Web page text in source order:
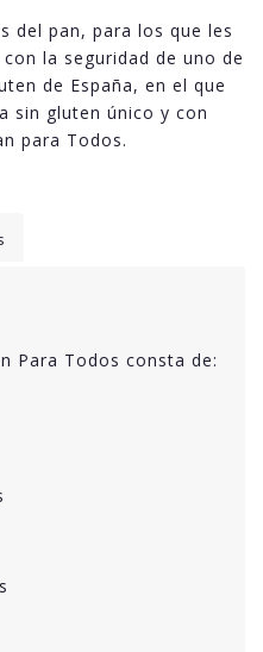
del pan, para los que les
la seguridad de uno de
de España, en el que
sin gluten único y con
para Todos.
Para Todos consta de: